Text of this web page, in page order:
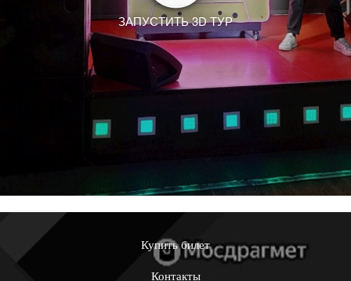
Купить билет
Контакты